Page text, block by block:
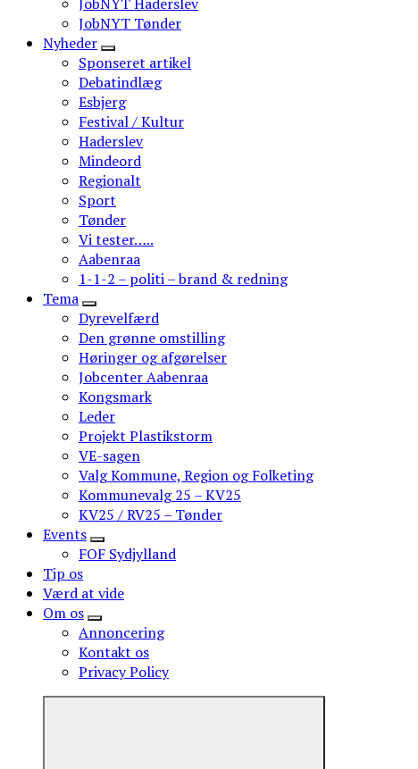
JobNYT Tønder
Nyheder
Sponseret artikel
Debatindlæg
Esbjerg
Festival / Kultur
Haderslev
Mindeord
Regionalt
Sport
Tønder
Vi tester…..
Aabenraa
1-1-2 – politi – brand & redning
Tema
Dyrevelfærd
Den grønne omstilling
Høringer og afgørelser
Jobcenter Aabenraa
Kongsmark
Leder
Projekt Plastikstorm
VE-sagen
Valg Kommune, Region og Folketing
Kommunevalg 25 – KV25
KV25 / RV25 – Tønder
Events
FOF Sydjylland
Tip os
Værd at vide
Om os
Annoncering
Kontakt os
Privacy Policy